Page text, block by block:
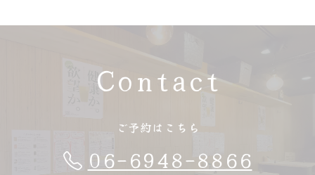
Contact
ご予約はこちら
06-6948-8866